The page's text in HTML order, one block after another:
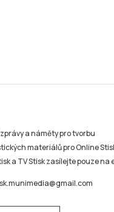
a náměty pro tvorbu
materiálů pro Online
a TV Stisk zasílejte pouze na